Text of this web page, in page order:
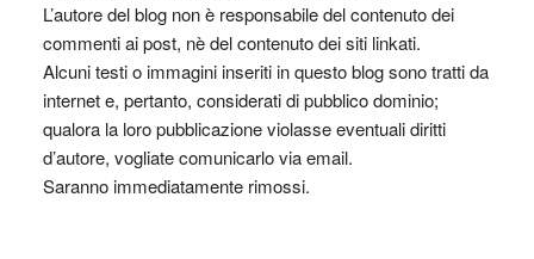
L’autore del blog non è responsabile del contenuto dei
commenti ai post, nè del contenuto dei siti linkati.
Alcuni testi o immagini inseriti in questo blog sono tratti da
internet e, pertanto, considerati di pubblico dominio;
qualora la loro pubblicazione violasse eventuali diritti
d’autore, vogliate comunicarlo via email.
Saranno immediatamente rimossi.